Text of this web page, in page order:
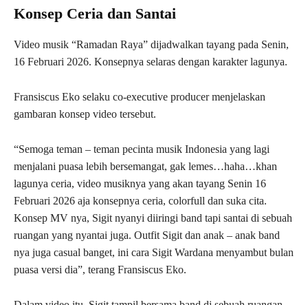
Konsep Ceria dan Santai
Video musik “Ramadan Raya” dijadwalkan tayang pada Senin,
16 Februari 2026. Konsepnya selaras dengan karakter lagunya.
Fransiscus Eko selaku co-executive producer menjelaskan
gambaran konsep video tersebut.
“Semoga teman – teman pecinta musik Indonesia yang lagi
menjalani puasa lebih bersemangat, gak lemes…haha…khan
lagunya ceria, video musiknya yang akan tayang Senin 16
Februari 2026 aja konsepnya ceria, colorfull dan suka cita.
Konsep MV nya, Sigit nyanyi diiringi band tapi santai di sebuah
ruangan yang nyantai juga. Outfit Sigit dan anak – anak band
nya juga casual banget, ini cara Sigit Wardana menyambut bulan
puasa versi dia”, terang Fransiscus Eko.